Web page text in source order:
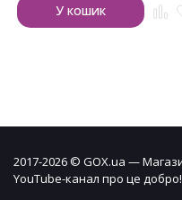
У кошик
2017-2026 © GOX.ua —
YouTube-канал про це добро!